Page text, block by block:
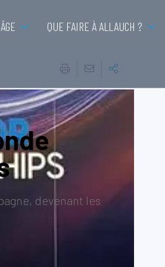
QUE FAIRE À ALLAUCH ?
devenant les